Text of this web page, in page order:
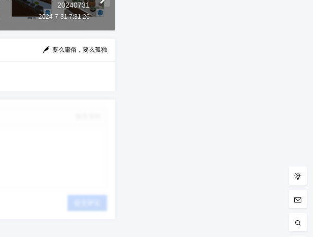
20240731
2024-7-31 7:31:26
要么庸俗，要么孤独